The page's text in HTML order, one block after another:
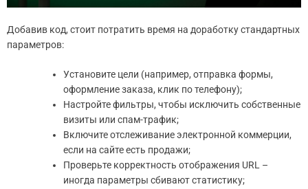
Добавив код, стоит потратить время на доработку стандартных
параметров:
Установите цели (например, отправка формы,
оформление заказа, клик по телефону);
Настройте фильтры, чтобы исключить собственные
визиты или спам-трафик;
Включите отслеживание электронной коммерции,
если на сайте есть продажи;
Проверьте корректность отображения URL –
иногда параметры сбивают статистику;